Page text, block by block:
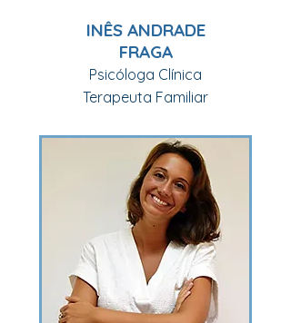
INÊS ANDRADE
FRAGA
Psicóloga Clínica
Terapeuta Familiar